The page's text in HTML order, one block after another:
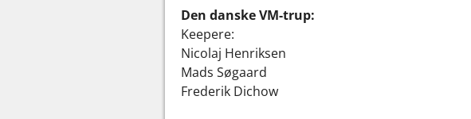
Den danske VM-trup:
Keepere:
Nicolaj Henriksen
Mads Søgaard
Frederik Dichow